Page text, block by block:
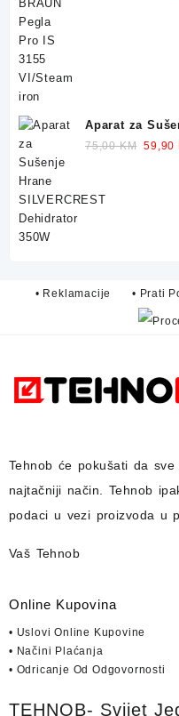
Aparat za
Dehidrator
75,00KM 59,90
• Reklamacije • Prati
Tehnob će pokušati da
najtačniji način. Tehnob
podaci u vezi proizvoda u
Vaš Tehnob
Online Kupovina
• Uslovi Online Kupovine
• Načini Plaćanja
• Odricanje Od Odgovornosti
TEHNOB- Svijet